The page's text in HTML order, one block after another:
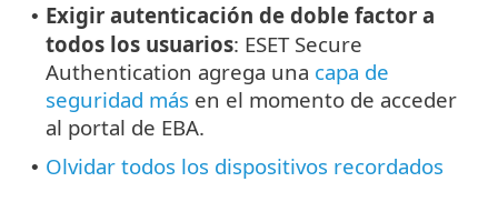
• Exigir autenticación de doble factor a
todos los usuarios: ESET Secure
Authentication agrega una capa de
seguridad más en el momento de acceder
al portal de EBA.
• Olvidar todos los dispositivos recordados